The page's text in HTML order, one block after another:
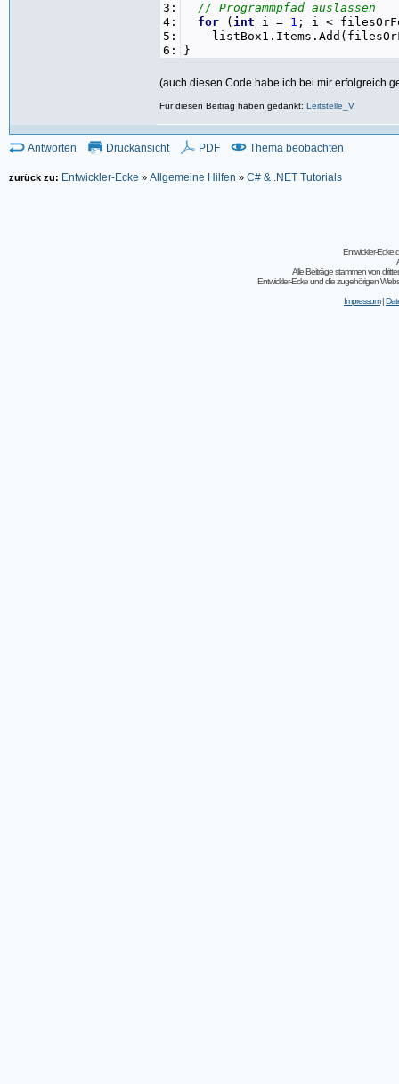
3:
4:
5:
6:
// Programmpfad auslassen
for ( int i = 1 ; i <
}
(auch diesen Code habe ich bei mir erfolgreich
Für diesen Beitrag haben gedankt: Leitstelle_V
Antworten Druckansicht PDF Thema beobachten
zurück zu: Entwickler-Ecke » Allgemeine Hilfen » C# & .NET Tutorials
Entwickler-
Alle Beiträge stammen von
Entwickler-Ecke und die zugehörigen
Impressum|